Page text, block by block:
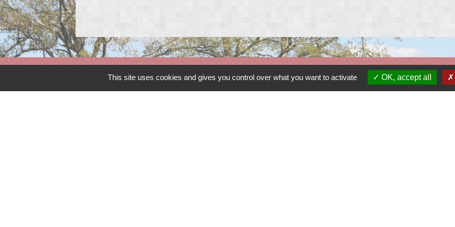
Contacts Liens
This site uses cookies and gives you control over what you want to activate OK, accept all